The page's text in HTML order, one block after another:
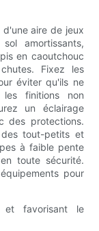
aire de jeux
amortissants,
en caoutchouc
Fixez les
éviter qu'ils ne
finitions non
un éclairage
des protections.
tout-petits et
à faible pente
toute sécurité.
pour
et favorisant le